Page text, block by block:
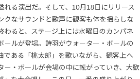
る演出だ。そして、10月18日にリリース
クなサウンドと歌声に観客も体を揺らしな
ると、ステージ上には水曜日のカンパネ
ールが登場。詩羽がウォーター・ボールの
である「桃太郎」を歌いながら、観客上へ
ー・ボールが会場の中に転がっていき、大歓